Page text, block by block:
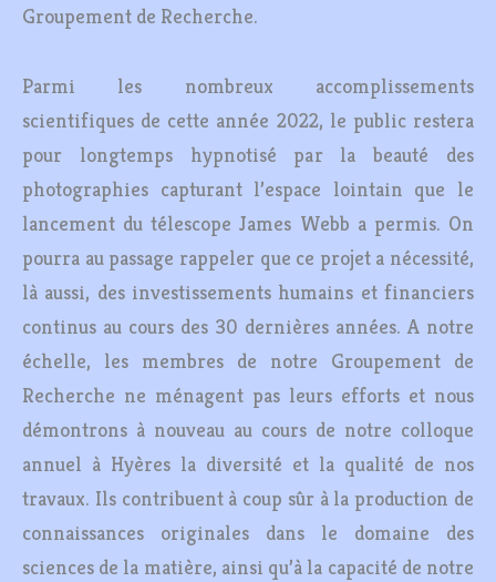
Groupement de Recherche.
Parmi les nombreux accomplissements
scientifiques de cette année 2022, le public restera
pour longtemps hypnotisé par la beauté des
photographies capturant l’espace lointain que le
lancement du télescope James Webb a permis. On
pourra au passage rappeler que ce projet a nécessité,
là aussi, des investissements humains et financiers
continus au cours des 30 dernières années. A notre
échelle, les membres de notre Groupement de
Recherche ne ménagent pas leurs efforts et nous
démontrons à nouveau au cours de notre colloque
annuel à Hyères la diversité et la qualité de nos
travaux. Ils contribuent à coup sûr à la production de
connaissances originales dans le domaine des
sciences de la matière, ainsi qu’à la capacité de notre